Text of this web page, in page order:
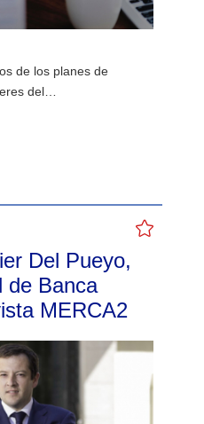
de los planes de
del…
Del Pueyo,
de Banca
MERCA2